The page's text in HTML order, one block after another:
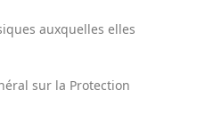
auxquelles elles
sur la Protection